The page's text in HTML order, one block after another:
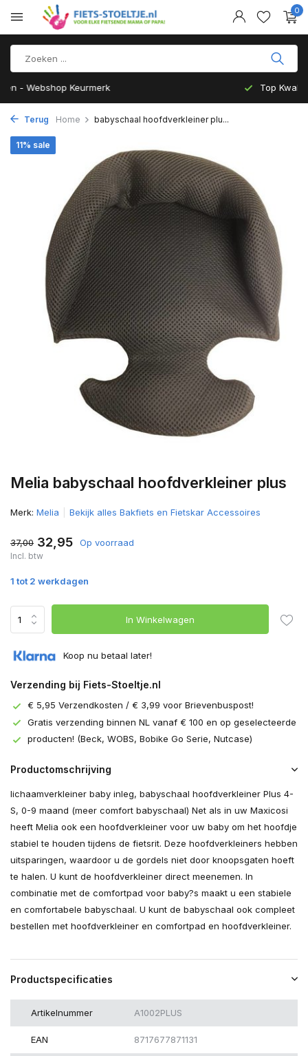
0
Top Kwaliteit en zeer Duurzaam
Terug Home babyschaal hoofdverkleiner plu...
Melia babyschaal hoofdverkleiner plus
11% sale
Merk: Melia Bekijk alles Bakfiets en Fietskar Accessoires
37,00 32,95 Op voorraad
Incl. btw
1 tot 2 werkdagen
In Winkelwagen
Koop nu betaal later!
Verzending bij Fiets-Stoeltje.nl
€ 5,95 Verzendkosten / € 3,99 voor Brievenbuspost!
Gratis verzending binnen NL vanaf € 100 en op geselecteerde
producten! (Beck, WOBS, Bobike Go Serie, Nutcase)
Productomschrijving
lichaamverkleiner baby inleg, babyschaal hoofdverkleiner Plus 4-
S, 0-9 maand (meer comfort babyschaal) Net als in uw Maxicosi
heeft Melia ook een hoofdverkleiner voor uw baby om het hoofdje
stabiel te houden tijdens de fietsrit. Deze hoofdverkleiners hebben
uitsparingen, waardoor u de gordels niet door knoopsgaten hoeft
te halen. U kunt de hoofdverkleiner direct meenemen. In
combinatie met de comfortpad voor baby?s maakt u een stabiele
en comfortabele babyschaal. U kunt de babyschaal ook compleet
bestellen met hoofdverkleiner en comfortpad en hoofdverkleiner.
Productspecificaties
Artikelnummer A1002PLUS
EAN 8717677871131